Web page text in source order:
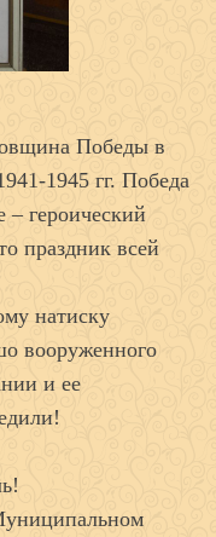
Победы в
1945 гг. Победа
– героический
праздник всей
натиску
вооруженного
и ее